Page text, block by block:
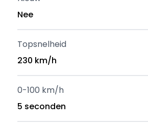
Nee
Topsnelheid
230 km/h
0-100 km/h
5 seconden